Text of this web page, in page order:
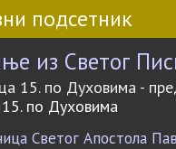
подсетник
из Светог
15. по Духовима -
по Духовима
Светог Апостола